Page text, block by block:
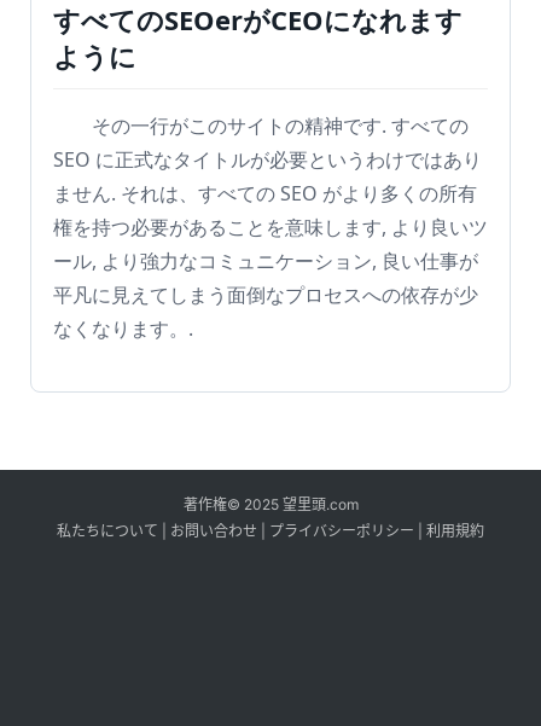
すべてのSEOerがCEOになれます
ように
その一行がこのサイトの精神です. すべての
SEO に正式なタイトルが必要というわけではあり
ません. それは、すべての SEO がより多くの所有
権を持つ必要があることを意味します, より良いツ
ール, より強力なコミュニケーション, 良い仕事が
平凡に見えてしまう面倒なプロセスへの依存が少
なくなります。.
著作権© 2025 望里頭.com
私たちについて
お問い合わせ プライバシーポリシー 利用規約